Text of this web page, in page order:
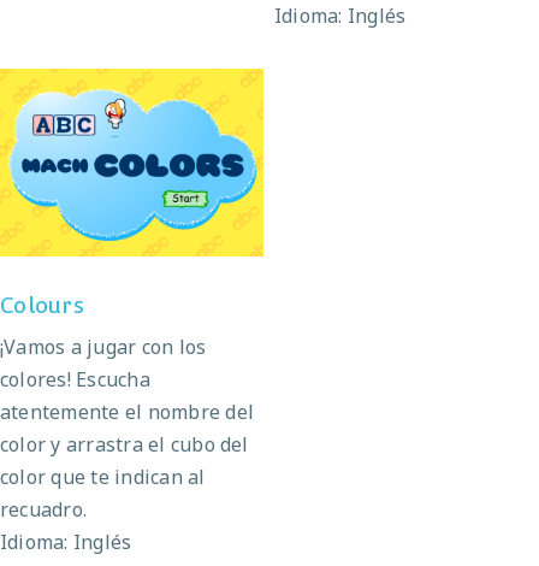
Idioma: Inglés
Colours
Colours
¡Vamos a jugar con los
colores! Escucha
atentemente el nombre del
color y arrastra el cubo del
color que te indican al
recuadro.
Idioma: Inglés